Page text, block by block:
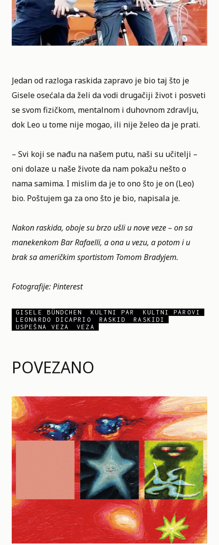
POVEZANO
Jedan od razloga raskida zapravo je bio taj što je
Gisele osećala da želi da vodi drugačiji život i posveti
se svom fizičkom, mentalnom i duhovnom zdravlju,
dok Leo u tome nije mogao, ili nije želeo da je prati.
– Svi koji se nađu na našem putu, naši su učitelji –
oni dolaze u naše živote da nam pokažu nešto o
nama samima. I mislim da je to ono što je on (Leo)
bio. Poštujem ga za ono što je bio, napisala je.
Nakon raskida, oboje su brzo ušli u nove veze – on sa
manekenkom Bar Rafaelli, a ona u vezu, a potom i u
brak sa američkim sportistom Tomom Bradyjem.
Fotografije: Pinterest
GISELE BÜNDCHEN KULTNI PAR
KULTNI PAROVI
LEONARDO DICAPRIO
RASKID
RASKIDI
USPEŠNA VEZA
VEZA